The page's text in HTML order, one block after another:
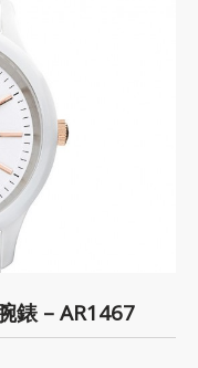
錶 – AR1467